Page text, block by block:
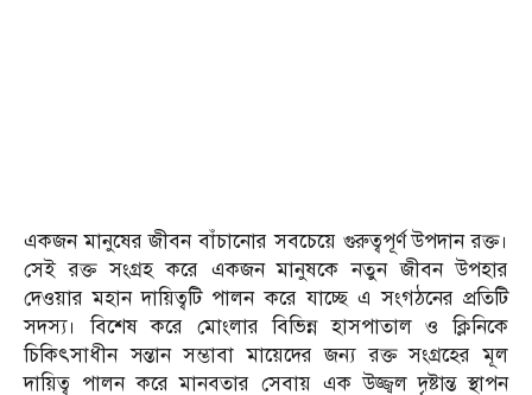
একজন মানুষের জীবন বাঁচানোর সবচেয়ে গুরুত্বপূর্ণ উপদান রক্ত।
সেই রক্ত সংগ্রহ করে একজন মানুষকে নতুন জীবন উপহার
দেওয়ার মহান দায়িত্বটি পালন করে যাচ্ছে এ সংগঠনের প্রতিটি
সদস্য। বিশেষ করে মোংলার বিভিন্ন হাসপাতাল ও ক্লিনিকে
চিকিৎসাধীন সন্তান সম্ভাবা মায়েদের জন্য রক্ত সংগ্রহের মূল
দায়িত্ব পালন করে মানবতার সেবায় এক উজ্জ্বল দৃষ্টান্ত স্থাপন